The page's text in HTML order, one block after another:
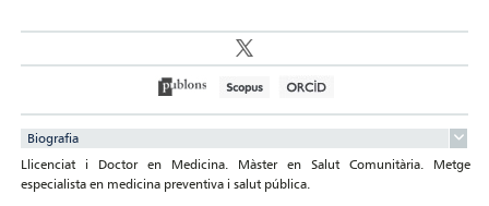
Biografia
Llicenciat i Doctor en Medicina. Màster en Salut Comunitària. Metge
especialista en medicina preventiva i salut pública.